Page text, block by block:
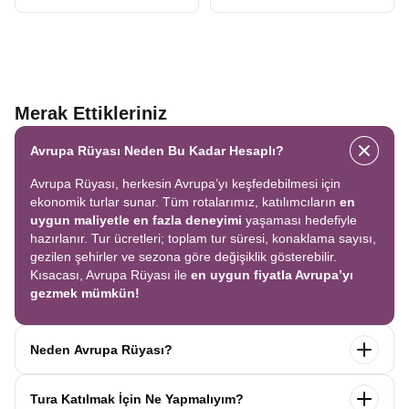
Merak Ettikleriniz
Avrupa Rüyası Neden Bu Kadar Hesaplı?
Avrupa Rüyası, herkesin Avrupa’yı keşfedebilmesi için
ekonomik turlar sunar. Tüm rotalarımız, katılımcıların en
uygun maliyetle en fazla deneyimi yaşaması hedefiyle
hazırlanır. Tur ücretleri; toplam tur süresi, konaklama sayısı,
gezilen şehirler ve sezona göre değişiklik gösterebilir.
Kısacası, Avrupa Rüyası ile en uygun fiyatla Avrupa’yı
gezmek mümkün!
Neden Avrupa Rüyası?
tek seferde birçok
ülkeyikeşfedin! Ekstra tur ücreti yok, tüm geziler fiyata
Tura Katılmak İçin Ne Yapmalıyım?